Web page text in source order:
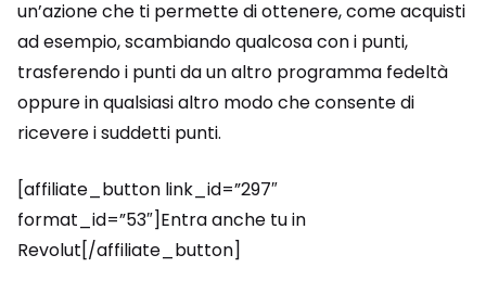
un’azione che ti permette di ottenere, come acquisti
ad esempio, scambiando qualcosa con i punti,
trasferendo i punti da un altro programma fedeltà
oppure in qualsiasi altro modo che consente di
ricevere i suddetti punti.
[affiliate_button link_id=”297″
format_id=”53″]Entra anche tu in
Revolut[/affiliate_button]